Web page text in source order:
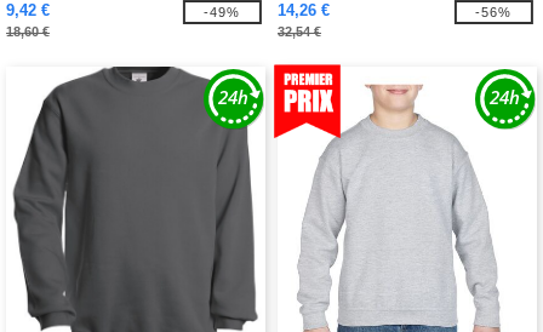
9,42 €
18,60 €
-49%
14,26 €
32,54 €
-56%